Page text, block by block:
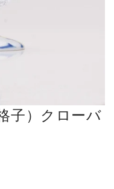
子）クローバ